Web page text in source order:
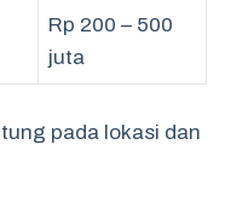
Rp 200 – 500
juta
pada lokasi dan